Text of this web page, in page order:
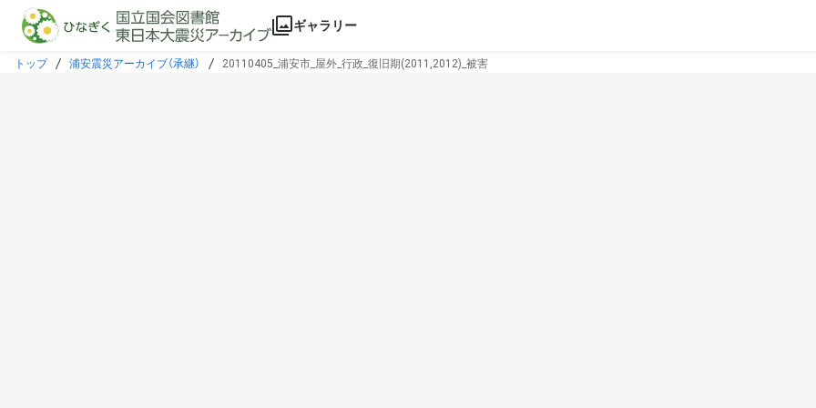
本文に飛ぶ
ギャラリー
トップ 浦安震災アーカイブ（承継） 20110405_浦安市_屋外_行政_復旧期(2011,2012)_被害